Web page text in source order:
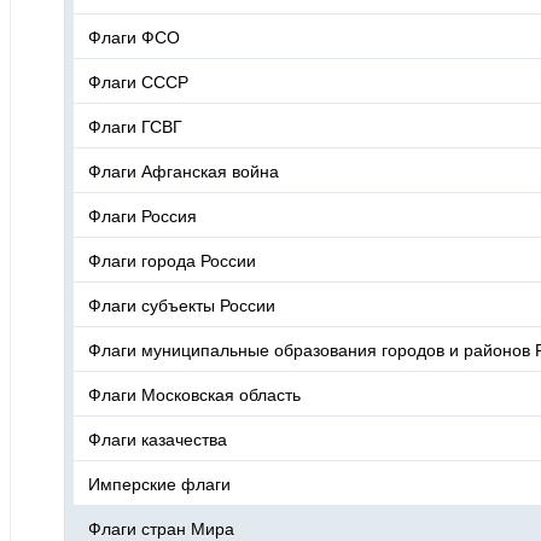
Флаги ФСО
Флаги СССР
Флаги ГСВГ
Флаги Афганская война
Флаги Россия
Флаги города России
Флаги субъекты России
Флаги муниципальные образования городов и районов
Флаги Московская область
Флаги казачества
Имперские флаги
Флаги стран Мира